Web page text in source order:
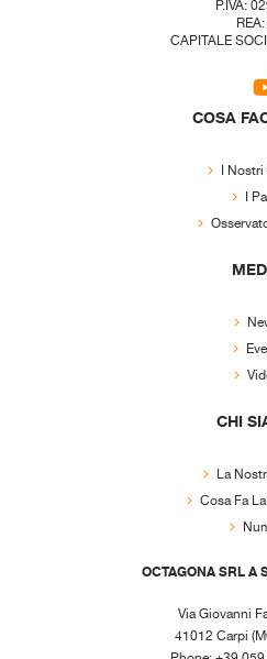
P.IVA:
CAPITALE
COSA
I
I
CHI
La
Cosa Fa
OCTAGONA SRL A
Via Giovanni
41012 Carpi